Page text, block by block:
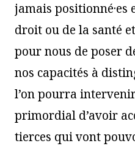
jamais positionné·es
droit ou de la santé
pour nous de poser
nos capacités à
l’on pourra
primordial d’avoir
tierces qui vont